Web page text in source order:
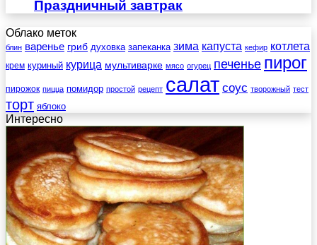
Праздничный завтрак
Облако меток
блин варенье гриб духовка запеканка зима капуста кефир котлета
крем куриный курица мультиварке мясо огурец печенье пирог
пирожок пицца помидор простой рецепт салат соус творожный тест
торт яблоко
Интересно